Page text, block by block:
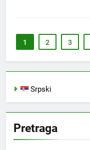
1 2 3
Srpski
Pretraga